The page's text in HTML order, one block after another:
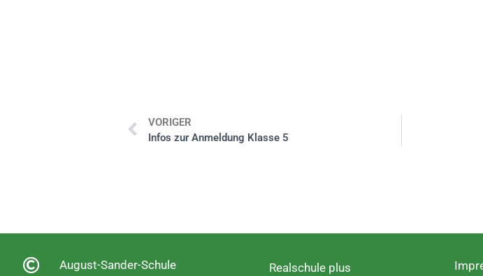
VORIGER
Infos zur Anmeldung Klasse 5
August-Sander-Schule
Realschule plus